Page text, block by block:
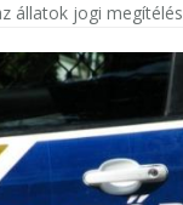
állatok jogi